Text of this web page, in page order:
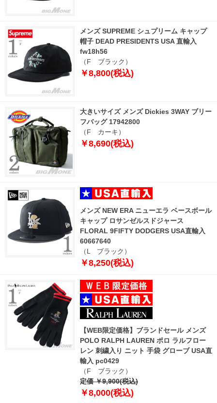
メンズ SUPREME シュプリーム キャップ
帽子 DEAD PRESIDENTS USA 直輸入
fw18h56
（F ブラック）
￥8,800(税込)
大きいサイズ メンズ Dickies 3WAY ブリー
フバッグ 17942800
（F カーキ）
￥8,690(税込)
メンズ NEW ERA ニューエラ ベースボール
キャップ ロサンゼルスドジャース
FLORAL 9FIFTY DODGERS USA直輸入
60667640
（L ブラック）
￥8,250(税込)
【WEB限定価格】ブランドセール メンズ
POLO RALPH LAUREN ポロ ラルフロー
レン 刺繍入り ニット 手袋 グローブ USA直
輸入 pc0429
（F ブラック）
定価 ￥9,900(税込)
￥8,000(税込)